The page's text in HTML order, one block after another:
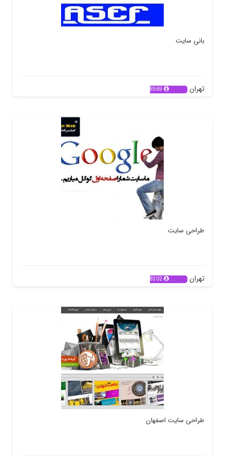
بانی سایت
تهران 8569
طراحی سایت
تهران 8302
طراحی سایت اصفهان